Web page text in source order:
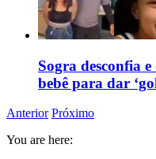
Sogra desconfia
bebê para dar
Anterior Próximo
You are here: